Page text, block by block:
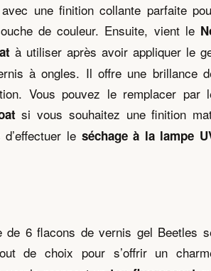
une finition collante parfaite
de couleur. Ensuite, vient le
à utiliser après avoir appliquer le
à ongles. Il offre une brillance
Vous pouvez le remplacer par
si vous souhaitez une finition
d’effectuer le séchage à la lampe
de 6 flacons de vernis gel Beetles
de choix pour s’offrir un